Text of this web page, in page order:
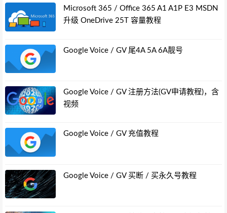
Microsoft 365 / Office 365 A1 A1P E3 MSDN
升级 OneDrive 25T 容量教程
Google Voice / GV 尾4A 5A 6A靓号
Google Voice / GV 注册方法(GV申请教程)，含
视频
Google Voice / GV 充值教程
Google Voice / GV 买断 / 买永久号教程